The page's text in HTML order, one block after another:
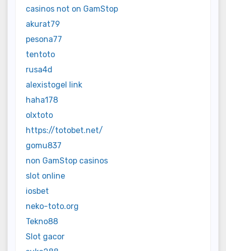
casinos not on GamStop
akurat79
pesona77
tentoto
rusa4d
alexistogel link
haha178
olxtoto
https://totobet.net/
gomu837
non GamStop casinos
slot online
iosbet
neko-toto.org
Tekno88
Slot gacor